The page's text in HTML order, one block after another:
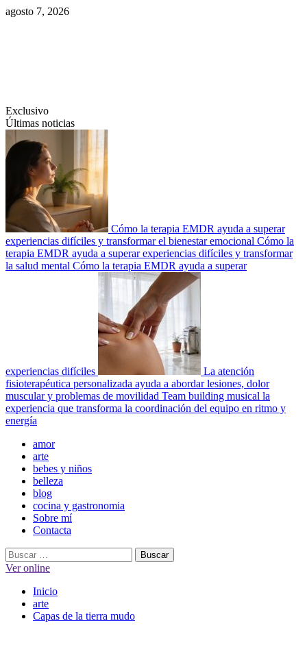
Saltar
agosto 7, 2026
Exclusivo
Últimas noticias
Cómo la terapia EMDR ayuda a superar
experiencias difíciles y transformar el bienestar emocional Cómo la
terapia EMDR ayuda a superar experiencias difíciles y transformar
la salud mental Cómo la terapia EMDR ayuda a superar
experiencias difíciles
La atención
fisioterapéutica personalizada ayuda a abordar lesiones, dolor
muscular y problemas de movilidad Team building musical la
experiencia que transforma la coordinación del equipo en ritmo y
energía
Menú
principal
amor
arte
bebes y niños
belleza
blog
cocina y gastronomia
Sobre mí
Contacta
Buscar:
Ver online
Inicio
arte
Capas de la tierra mudo